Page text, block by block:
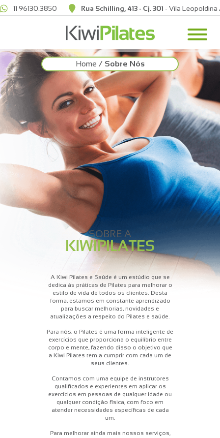
11 96130.3850 Rua Schilling, 413 - Cj. 301 - Vila Leopoldina
Home / Sobre Nós
SOBRE A
KIWIPILATES
A Kiwi Pilates e Saúde é um estúdio que se
dedica às práticas de Pilates para melhorar o
estilo de vida de todos os clientes. Desta
forma, estamos em constante aprendizado
para buscar melhorias, novidades e
atualizações a respeito do Pilates e saúde.
Para nós, o Pilates é uma forma inteligente de
exercícios que proporciona o equilíbrio entre
corpo e mente, fazendo disso o objetivo que
a Kiwi Pilates tem a cumprir com cada um de
seus clientes.
Contamos com uma equipe de instrutores
qualificados e experientes em aplicar os
exercícios em pessoas de qualquer idade ou
qualquer condição física, com foco em
atender necessidades específicas de cada
um.
Para melhorar ainda mais nossos serviços,